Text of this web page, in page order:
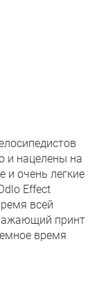
и нацелены на
и очень легкие
Effect
всей
принт
время